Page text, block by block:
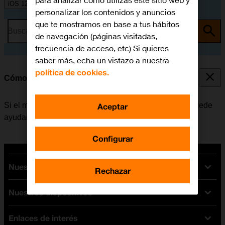
iOS 12.0
Busca por problema o tema
Cómo reiniciar el móvil
Si el móvil funciona muy lentamente o no responde, puede
ayudar el reiniciarlo.
Nuestras tarifas
Tarifas Orange
Tarifas fibra y móvil
Nuestros dispositivos
Ofertas en móviles
Enlaces de interés
personalizar los contenidos y anuncios
que te mostramos en base a tus hábitos
de navegación (páginas visitadas,
frecuencia de acceso, etc) Si quieres
saber más, echa un vistazo a nuestra
política de cookies.
Configurar
Rechazar
Aceptar